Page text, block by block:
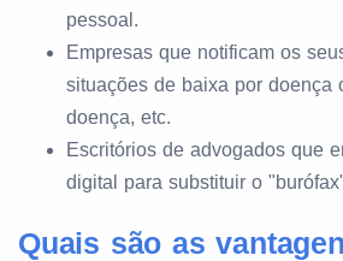
pessoal.
Empresas que notificam os
situações de baixa por doença
doença, etc.
Escritórios de advogados que
digital para substituir o
Quais são as